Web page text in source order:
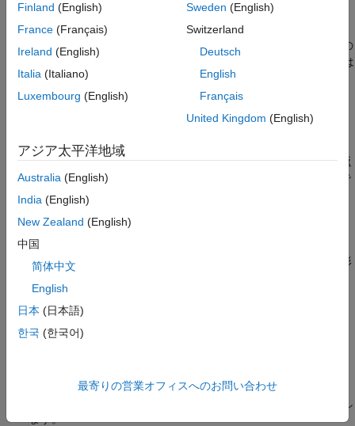
例
[ D ] = ldl( A triangle が
の
上三角を使用して因数分解を計算します。既定では、
は
"lower"であり、
の下三角を使用して因数分解が計算されま
す。
[L,D,P] = ldl(___)は、P'*A*P = L*D*L'を満たす置換行列も返
します。前述の構文にある任意の入力引数の組み合わせが使用で
きます。
例
[L,D,P] = ldl(
で指定された形
outputForm
例
] = ldl(S)は、実スパース行列Sについて、
を満たす下三角因子、ブロック対角要素、置換情報を返し
Finland (English)
France (Français)
Ireland (English)
Italia (Italiano)
Luxembourg (English)
Sweden (English)
Switzerland
Deutsch
English
Français
United Kingdom (English)
アジア太平洋地域
Australia (English)
India (English)
New Zealand (English)
中国
简体中文
English
日本 (日本語)
한국 (한국어)
最寄りの営業オフィスへのお問い合わせ